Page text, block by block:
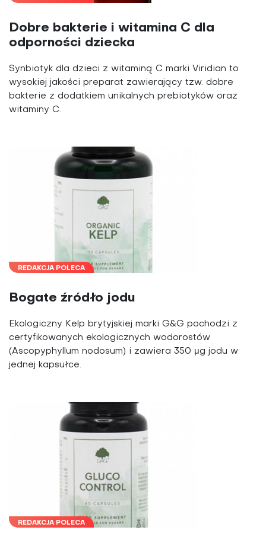
Dobre bakterie i witamina C dla
odporności dziecka
Synbiotyk dla dzieci z witaminą C marki Viridian to
wysokiej jakości preparat zawierający tzw. dobre
bakterie z dodatkiem unikalnych prebiotyków oraz
witaminy C.
REDAKCJA POLECA
Bogate źródło jodu
Ekologiczny Kelp brytyjskiej marki G&G pochodzi z
certyfikowanych ekologicznych wodorostów
(Ascopyphyllum nodosum) i zawiera 350 μg jodu w
jednej kapsułce.
REDAKCJA POLECA